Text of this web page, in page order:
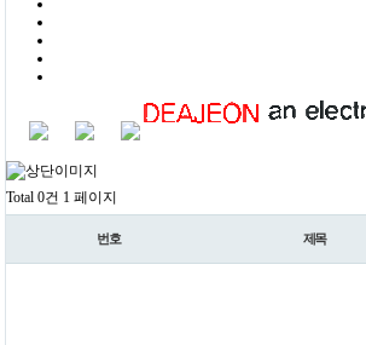
Total 0건 1 페이지
번호 제목